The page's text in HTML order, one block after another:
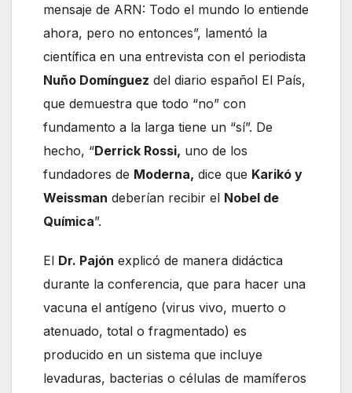
mensaje de ARN: Todo el mundo lo entiende
ahora, pero no entonces”, lamentó la
científica en una entrevista con el periodista
Nuño Domínguez del diario español El País,
que demuestra que todo “no” con
fundamento a la larga tiene un “sí”. De
hecho, “Derrick Rossi, uno de los
fundadores de Moderna, dice que Karikó y
Weissman deberían recibir el Nobel de
Química”.
El Dr. Pajón explicó de manera didáctica
durante la conferencia, que para hacer una
vacuna el antígeno (virus vivo, muerto o
atenuado, total o fragmentado) es
producido en un sistema que incluye
levaduras, bacterias o células de mamíferos